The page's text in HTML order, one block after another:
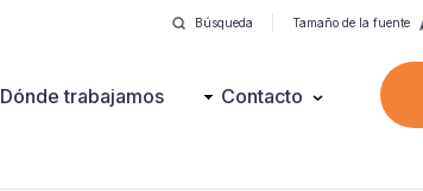
Búsqueda Tamaño de la fuente
Dónde trabajamos Contacto